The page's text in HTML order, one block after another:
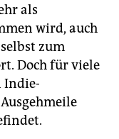
als
wird, auch
zum
Doch für viele
Indie-